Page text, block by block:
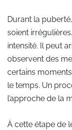
Durant la
soient
intensité. Il peut
observent des
certains
le temps. Un
l’approche de la
À cette étape de